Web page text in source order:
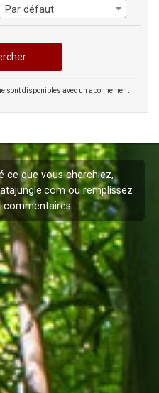
Par défaut
sont disponibles avec un abonnement
ce que vous cherchiez,
ou remplissez
commentaires